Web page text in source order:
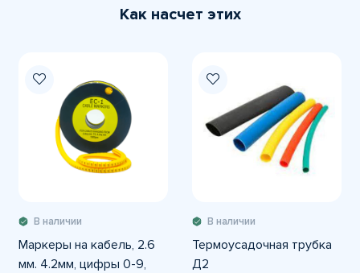
Как насчет этих
В наличии
Маркеры на кабель, 2.6
мм. 4.2мм, цифры 0-9,
В наличии
Термоусадочная трубка
Д2